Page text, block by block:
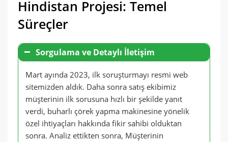
Hindistan Projesi: Temel
Süreçler
Sorgulama ve Detaylı İletişim
Mart ayında 2023, ilk soruşturmayı resmi web
sitemizden aldık. Daha sonra satış ekibimiz
müşterinin ilk sorusuna hızlı bir şekilde yanıt
verdi, buharlı çörek yapma makinesine yönelik
özel ihtiyaçları hakkında fikir sahibi olduktan
sonra. Analiz ettikten sonra, Müşterinin